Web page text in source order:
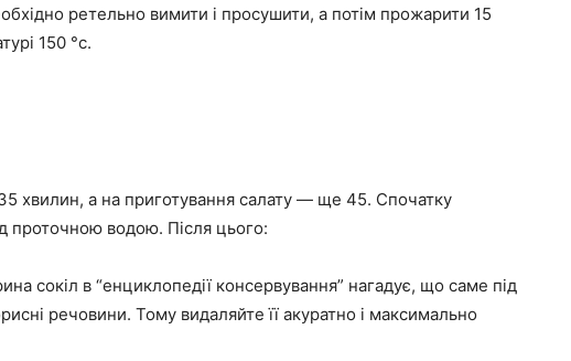
ретельно вимити і просушити, а потім прожарити 15
150 °с.
хвилин, а на приготування салату — ще 45. Спочатку
проточною водою. Після цього:
сокіл в “енциклопедії консервування” нагадує, що саме під
речовини. Тому видаляйте її акуратно і максимально